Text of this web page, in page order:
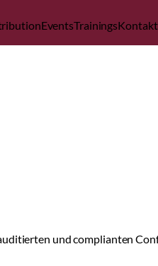
EventsTrainingsKontakt
und complianten